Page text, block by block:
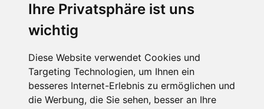
Ihre Privatsphäre ist uns
wichtig
Diese Website verwendet Cookies und
Targeting Technologien, um Ihnen ein
besseres Internet-Erlebnis zu ermöglichen und
die Werbung, die Sie sehen, besser an Ihre
ÜBER UNS
KONTAKT